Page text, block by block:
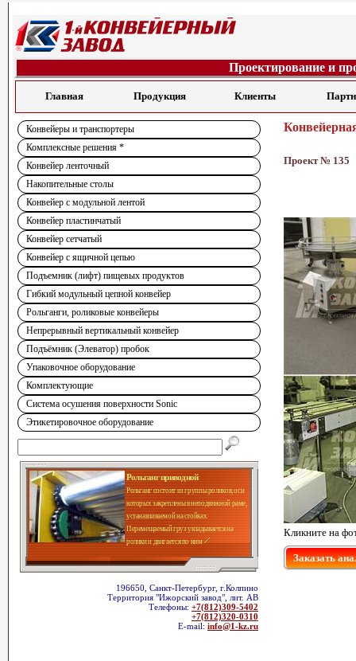
Проектирование и
Главная Продукция Клиенты
Конвейеры и транспортеры
Комплексные решения *
Конвейер ленточный
Накопительные столы
Конвейер с модульной лентой
Конвейер пластинчатый
Конвейер сетчатый
Конвейер с ящичной цепью
Подъемник (лифт) пищевых продуктов
Гибкий модульный цепной конвейер
Рольганги, роликовые конвейеры
Непрерывный вертикальный конвейер
Подъёмник (Элеватор) пробок
Упаковочное оборудование
Комплектующие
Система осушения поверхности Sonic
Этикетировочное оборудование
Рольганг приводной
Рольганг состоит из группы роликов, оси
которых закреплены в неподвижной раме,
устанавливаемой на стойках.
Перемещаемый груз укладывается на
ролики и двигается по ним
196650, Санкт-Петербург, г.Колпино
Территория "Ижорский завод", лит. АВ
Телефоны: +7(812)309-5402
+7(812)320-0310
E-mail: info@1-kz.ru
Проект № 135
Кликните на
Заказать